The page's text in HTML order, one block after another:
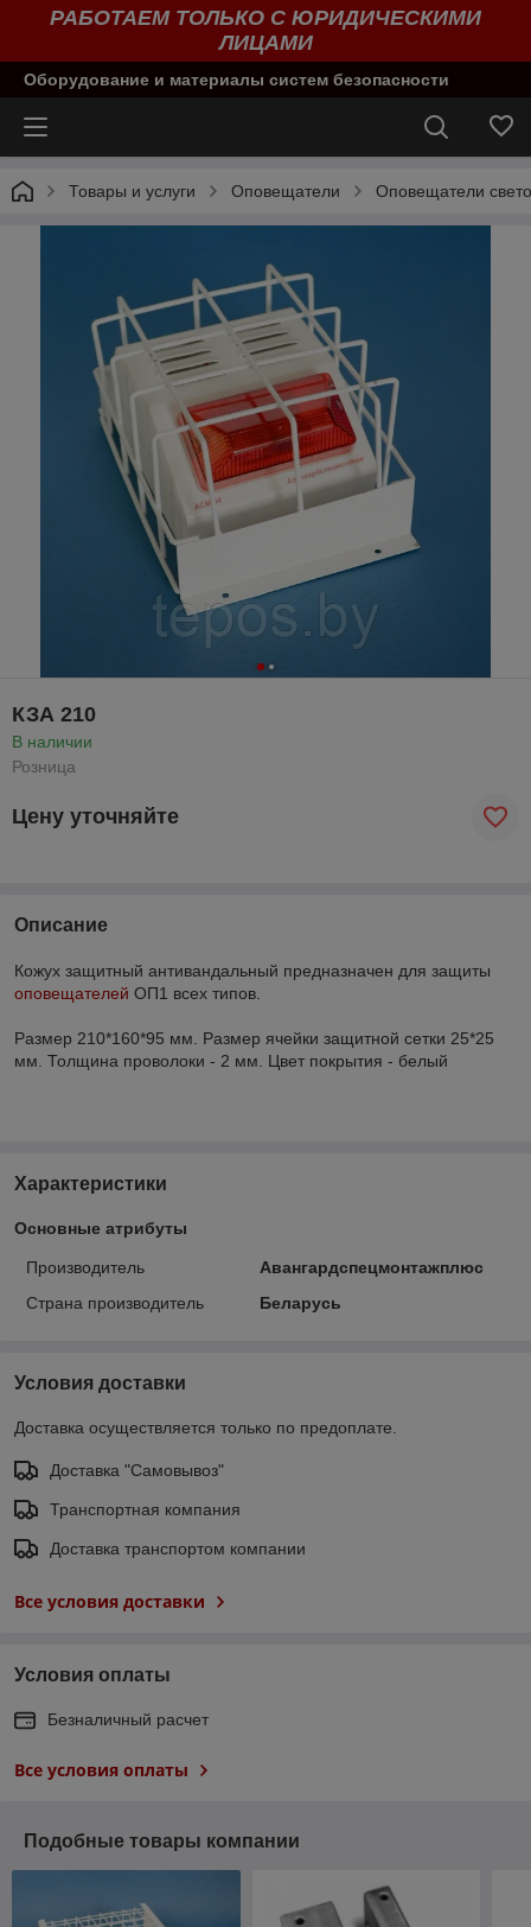
РАБОТАЕМ ТОЛЬКО С ЮРИДИЧЕСКИМИ
ЛИЦАМИ
Оборудование и материалы систем безопасности
Товары и услуги Оповещатели Оповещатели
КЗА 210
В наличии
Розница
Цену уточняйте
Описание
Кожух защитный антивандальный предназначен для защиты
оповещателей ОП1 всех типов.
Размер 210*160*95 мм. Размер ячейки защитной сетки 25*25
мм. Толщина проволоки - 2 мм. Цвет покрытия - белый
Характеристики
Основные атрибуты
Производитель
Авангардспецмонтажплюс
Страна производитель
Беларусь
Условия доставки
Доставка осуществляется только по предоплате.
Доставка "Самовывоз"
Транспортная компания
Доставка транспортом компании
Все условия доставки
Условия оплаты
Безналичный расчет
Все условия оплаты
Подобные товары компании